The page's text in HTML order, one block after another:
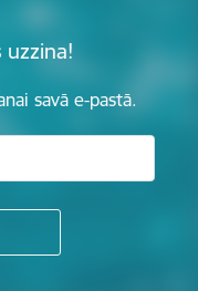
savā e-pastā.